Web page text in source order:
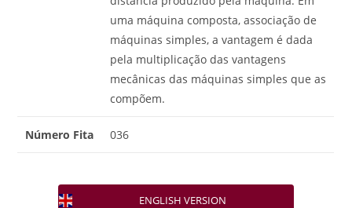
uma máquina composta, associação de
máquinas simples, a vantagem é dada
pela multiplicação das vantagens
mecânicas das máquinas simples que as
compõem.
Número Fita 036
ENGLISH VERSION